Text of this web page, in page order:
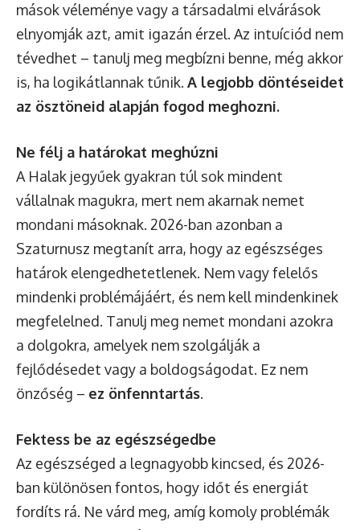
mások véleménye vagy a társadalmi elvárások
elnyomják azt, amit igazán érzel. Az intuíciód nem
tévedhet – tanulj meg megbízni benne, még akkor
is, ha logikátlannak tűnik. A legjobb döntéseidet
az ösztöneid alapján fogod meghozni.
Ne félj a határokat meghúzni
A Halak jegyűek gyakran túl sok mindent
vállalnak magukra, mert nem akarnak nemet
mondani másoknak. 2026-ban azonban a
Szaturnusz megtanít arra, hogy az egészséges
határok elengedhetetlenek. Nem vagy felelős
mindenki problémájáért, és nem kell mindenkinek
megfelelned. Tanulj meg nemet mondani azokra
a dolgokra, amelyek nem szolgálják a
fejlődésedet vagy a boldogságodat. Ez nem
önzőség – ez önfenntartás.
Fektess be az egészségedbe
Az egészséged a legnagyobb kincsed, és 2026-
ban különösen fontos, hogy időt és energiát
fordíts rá. Ne várd meg, amíg komoly problémák